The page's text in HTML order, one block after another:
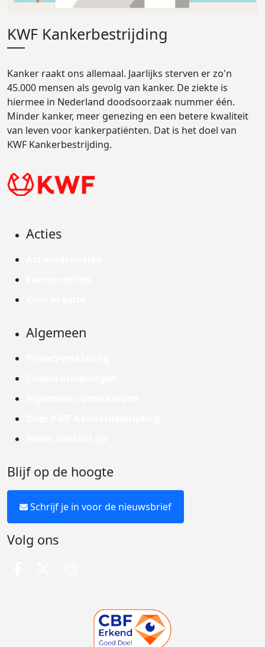
KWF Kankerbestrijding
Kanker raakt ons allemaal. Jaarlijks sterven er zo'n
45.000 mensen als gevolg van kanker. De ziekte is
hiermee in Nederland doodsoorzaak nummer één.
Minder kanker, meer genezing en een betere kwaliteit
van leven voor kankerpatiënten. Dat is het doel van
KWF Kankerbestrijding.
Acties
Algemeen
Blijf op de hoogte
Schrijf je in voor de nieuwsbrief
Volg ons